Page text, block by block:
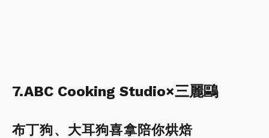
7.ABC Cooking Studio×三麗鷗
布丁狗、大耳狗喜拿陪你烘焙